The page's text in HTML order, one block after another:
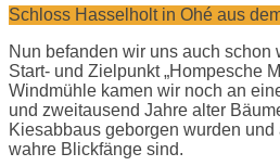
Schloss Hasselholt in Ohé aus
Nun befanden wir uns auch schon
Start- und Zielpunkt „Hompesche
Windmühle kamen wir noch an
und zweitausend Jahre alter
Kiesabbaus geborgen wurden
wahre Blickfänge sind.